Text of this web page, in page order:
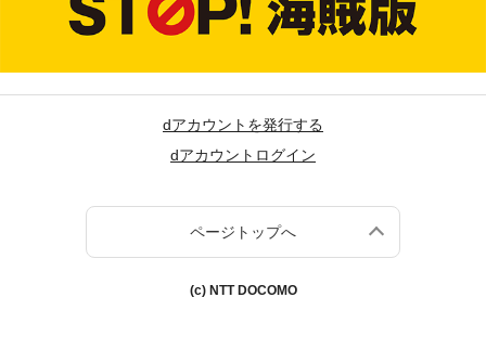
dアカウントを発行する
dアカウントログイン
ページトップへ
(c) NTT DOCOMO